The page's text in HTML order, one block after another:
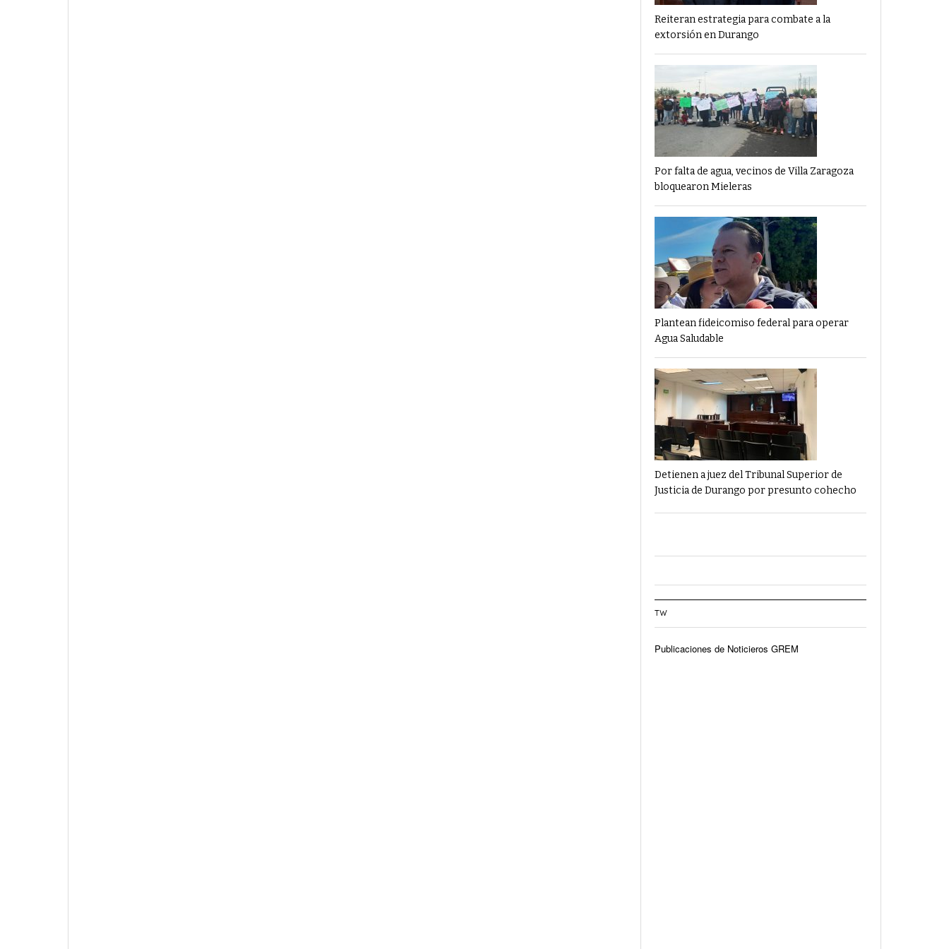
Reiteran estrategia para combate a la
extorsión en Durango
Por falta de agua, vecinos de Villa Zaragoza
bloquearon Mieleras
Plantean fideicomiso federal para operar
Agua Saludable
Detienen a juez del Tribunal Superior de
Justicia de Durango por presunto cohecho
TW
Publicaciones de Noticieros GREM